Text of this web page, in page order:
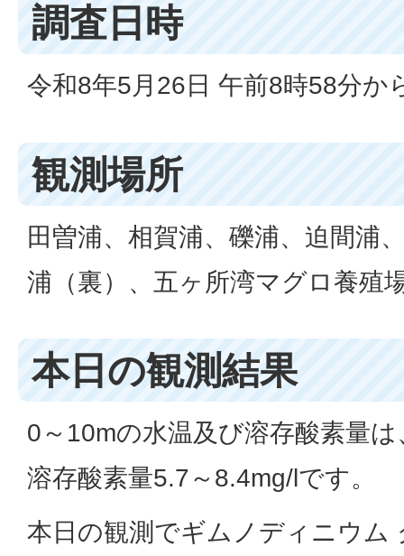
調査日時
令和8年5月26日 午前8時58分か
観測場所
田曽浦、相賀浦、礫浦、迫間浦
浦（裏）、五ヶ所湾マグロ養殖
本日の観測結果
0～10mの水温及び溶存酸素量
溶存酸素量5.7～8.4mg/lです。
本日の観測でギムノディニウム